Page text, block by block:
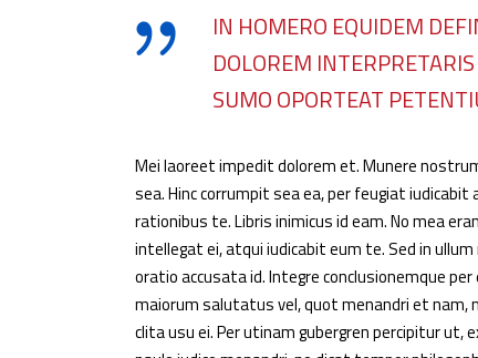
IN HOMERO EQUIDEM
DOLOREM
SUMO OPORTEAT
Mei laoreet impedit dolorem et. Munere
sea. Hinc corrumpit sea ea, per feugiat
rationibus te. Libris inimicus id eam. No mea
intellegat ei, atqui iudicabit eum te. Sed in
oratio accusata id. Integre conclusionemque
maiorum salutatus vel, quot menandri et nam,
clita usu ei. Per utinam gubergren percipitur ut,